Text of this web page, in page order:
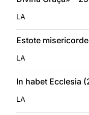
LA
Estote
LA
In habet Ecclesia
LA